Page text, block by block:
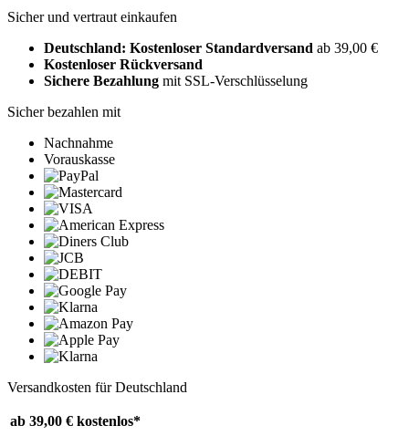
Sicher und vertraut einkaufen
Deutschland: Kostenloser Standardversand ab 39,00 €
Kostenloser Rückversand
Sichere Bezahlung mit SSL-Verschlüsselung
Sicher bezahlen mit
Nachnahme
Vorauskasse
Versandkosten für Deutschland
ab 39,00 € kostenlos*